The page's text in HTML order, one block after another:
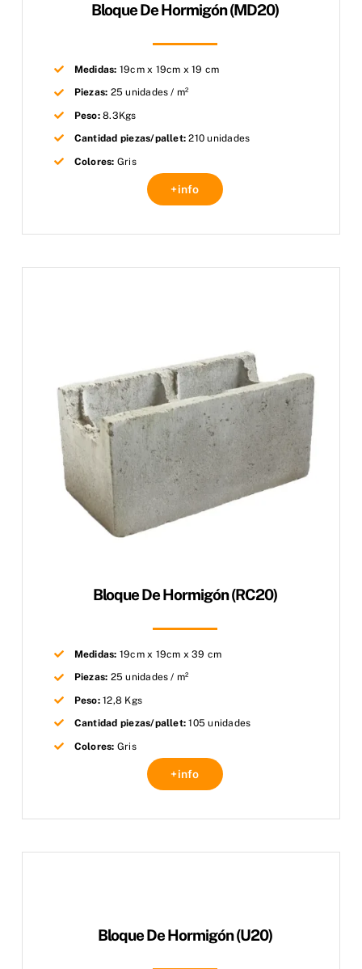
Bloque De Hormigón (MD20)
Medidas: 19cm x 19cm x 19 cm
Piezas: 25 unidades / m²
Peso:8.3Kgs
Cantidad piezas/pallet: 210 unidades
Colores: Gris
+info
Bloque De Hormigón (RC20)
Medidas: 19cm x 19cm x 39 cm
Piezas: 25 unidades / m²
Peso:12,8 Kgs
Cantidad piezas/pallet: 105 unidades
Colores: Gris
+info
Bloque De Hormigón (U20)